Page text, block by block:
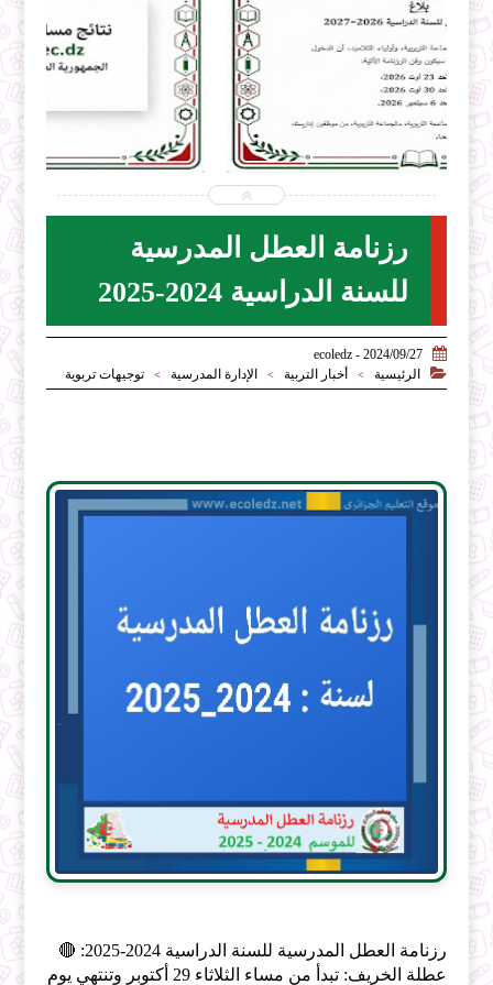
ecoledz.net
رزنامة العطل المدرسية
للسنة الدراسية 2024-2025

2024/09/27 - ecoledz

الرئيسية > أخبار التربية > الإدارة المدرسية > توجيهات تربوية
رزنامة العطل المدرسية للسنة الدراسية 2024-2025: 🔴
عطلة الخريف: تبدأ من مساء الثلاثاء 29 أكتوبر وتنتهي يوم